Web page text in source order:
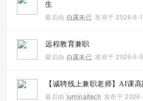
生
最后由 白露未已 发布于 2026-6-
远程教育兼职
最后由 白露未已 发布于 2026-6-
【诚聘线上兼职老师】AI课
最后由 luminaitech 发布于